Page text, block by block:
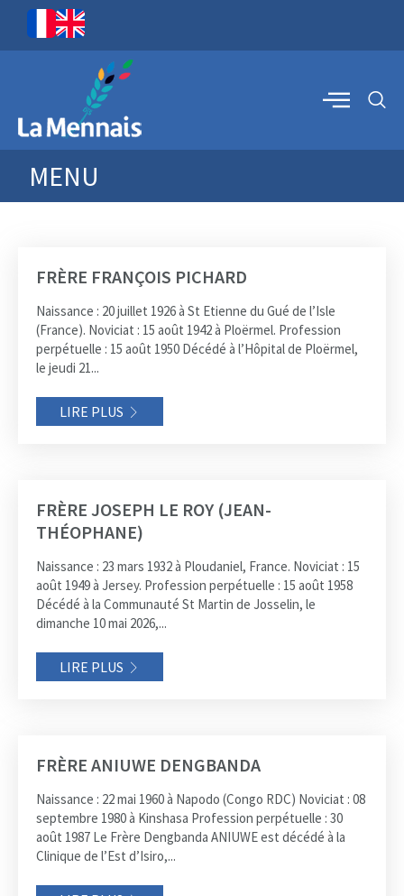
MENU
FRÈRE FRANÇOIS PICHARD
Naissance : 20 juillet 1926 à St Etienne du Gué de l’Isle
(France). Noviciat : 15 août 1942 à Ploërmel. Profession
perpétuelle : 15 août 1950 Décédé à l’Hôpital de Ploërmel,
le jeudi 21...
LIRE PLUS
FRÈRE JOSEPH LE ROY (JEAN-
THÉOPHANE)
Naissance : 23 mars 1932 à Ploudaniel, France. Noviciat : 15
août 1949 à Jersey. Profession perpétuelle : 15 août 1958
Décédé à la Communauté St Martin de Josselin, le
dimanche 10 mai 2026,...
LIRE PLUS
FRÈRE ANIUWE DENGBANDA
Naissance : 22 mai 1960 à Napodo (Congo RDC) Noviciat : 08
septembre 1980 à Kinshasa Profession perpétuelle : 30
août 1987 Le Frère Dengbanda ANIUWE est décédé à la
Clinique de l’Est d’Isiro,...